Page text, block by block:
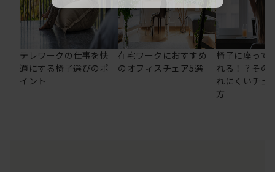
テレワークの仕事を快
適にする椅子選びのポ
イント
在宅ワークにおすすめ
のオフィスチェア5選
椅子に座って
れる！？その
れにくいチェ
方